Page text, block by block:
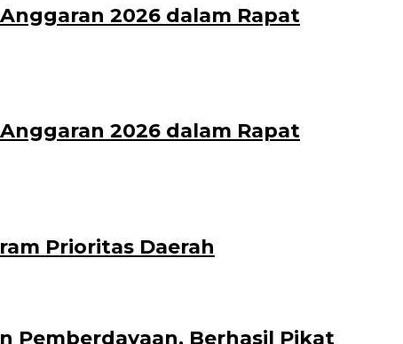
2026 dalam Rapat
2026 dalam Rapat
Prioritas Daerah
Pemberdayaan, Berhasil Pikat